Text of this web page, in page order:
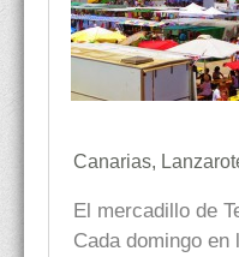
Canarias,
El mercadillo de
Cada domingo en